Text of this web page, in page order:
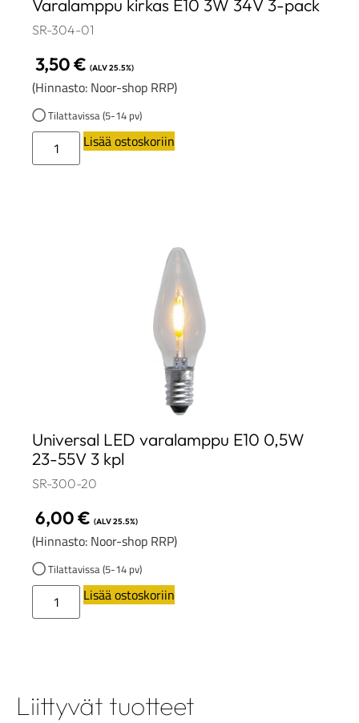
Varalamppu kirkas E10 3W 34V 3-pack
SR-304-01
3,50€ (ALV 25.5%)
(Hinnasto: Noor-shop RRP)
Tilattavissa (5-14 pv)
Lisää ostoskoriin
Universal LED varalamppu E10 0,5W
23-55V 3 kpl
SR-300-20
6,00€ (ALV 25.5%)
(Hinnasto: Noor-shop RRP)
Tilattavissa (5-14 pv)
Lisää ostoskoriin
Liittyvät tuotteet